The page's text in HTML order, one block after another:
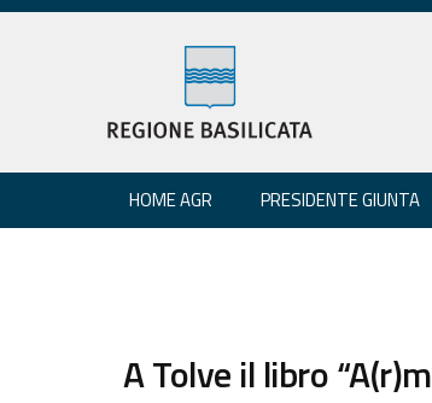
HOME AGR PRESIDENTE GIUNTA
A Tolve il libro